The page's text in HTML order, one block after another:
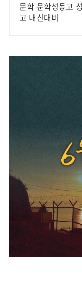
문학 문학성동고
고 내신대비